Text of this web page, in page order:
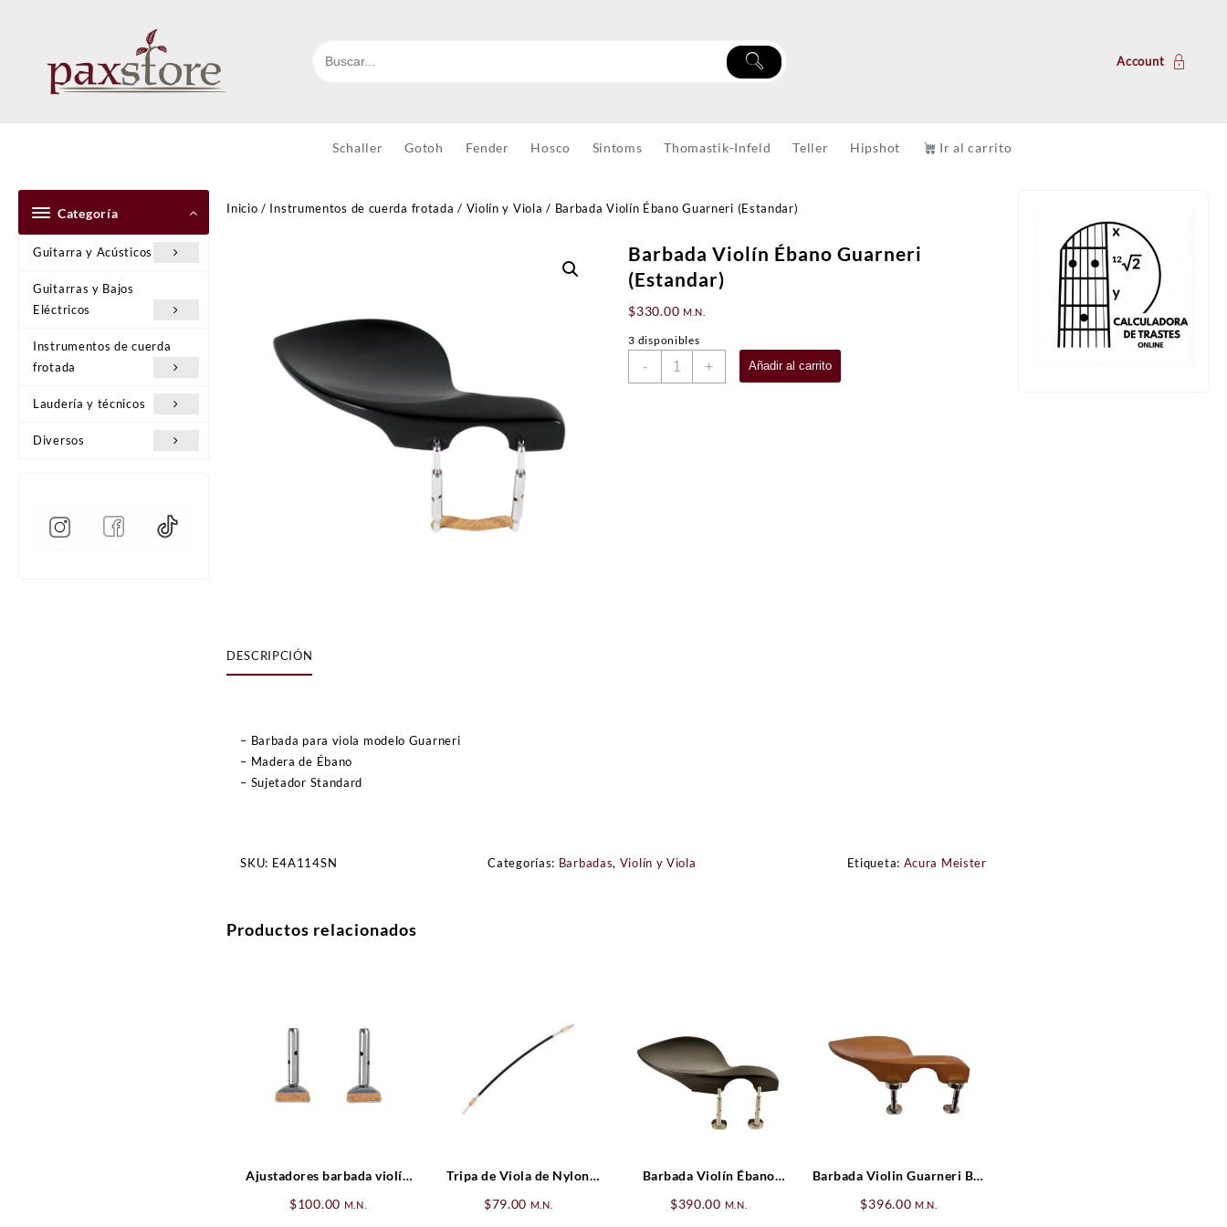
Account
Schaller Gotoh Fender Hosco Sintoms Thomastik-Infeld Teller Hipshot Ir al carrito
Categoría
Guitarra y Acústicos
Guitarras y Bajos
Eléctricos
Instrumentos de cuerda
frotada
Laudería y técnicos
Diversos
Inicio / Instrumentos de cuerda frotada / Violín y Viola / Barbada Violín Ébano Guarneri (Estandar)
Barbada Violín Ébano Guarneri
(Estandar)
$330.00 M.N.
3 disponibles
-
Barbada + Añadir al carrito
DESCRIPCIÓN
– Barbada para viola modelo Guarneri
– Madera de Ébano
– Sujetador Standard
SKU: E4A114SN Categorías: Barbadas, Violín y Viola Etiqueta: Acura Meister
Productos relacionados
Ajustadores barbada violín
$100.00 M.N.
Tripa de Viola de Nylon
$79.00 M.N.
Barbada Violín Ébano
$390.00 M.N.
Barbada Violin Guarneri Boj
$396.00 M.N.